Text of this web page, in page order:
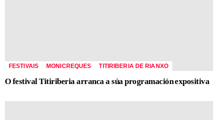
FESTIVAIS MONICREQUES TITIRIBERIA DE RIANXO
O festival Titiriberia arranca a súa programación expositiva